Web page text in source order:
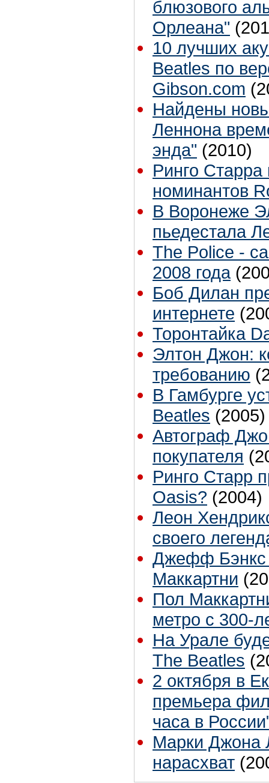
блюзового
Орлеана"
10 лучших
Beatles по
Gibson.com
Найдены
Леннона
энда" (2010)
Ринго Старра
номинантов
В Воронеже
пьедестала
The Police -
2008 года
Боб Дилан
интернете
Торонтайка
Элтон Джон:
требованию
В Гамбурге
Beatles (2005)
Автограф
покупателя
Ринго Старр
Oasis? (2004)
Леон
своего
Джефф Бэнкс
Маккартни
Пол
метро с 300-
На Урале
The Beatles
2 октября в
премьера
часа в
Марки Джона
нарасхват